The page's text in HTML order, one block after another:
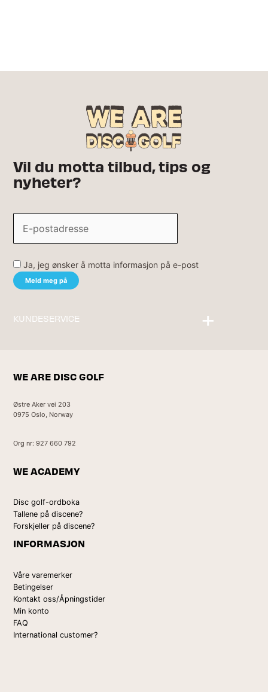
Vil du motta tilbud, tips og
nyheter?
Ja, jeg ønsker å motta informasjon på e-post
KUNDESERVICE
WE ARE DISC GOLF
Østre Aker vei 203
0975 Oslo, Norway
Org nr: 927 660 792
WE ACADEMY
Disc golf-ordboka
Tallene på discene?
Forskjeller på discene?
INFORMASJON
Våre varemerker
Betingelser
Kontakt oss/Åpningstider
Min konto
FAQ
International customer?